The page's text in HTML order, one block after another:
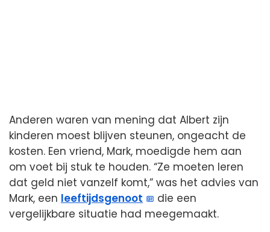
Anderen waren van mening dat Albert zijn
kinderen moest blijven steunen, ongeacht de
kosten. Een vriend, Mark, moedigde hem aan
om voet bij stuk te houden. “Ze moeten leren
dat geld niet vanzelf komt,” was het advies van
Mark, een leeftijdsgenoot
die een
vergelijkbare situatie had meegemaakt.